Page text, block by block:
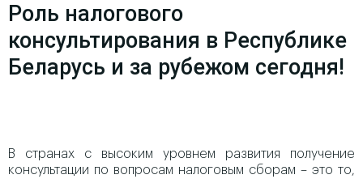
Роль налогового
консультирования в Республике
Беларусь и за рубежом сегодня!
В странах с высоким уровнем развития получение
консультации по вопросам налоговым сборам – это то,